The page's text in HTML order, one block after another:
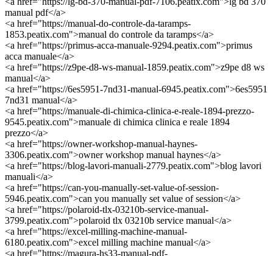
manual pdf</a>
<a href="https://manual-do-controle-da-taramps-
1853.peatix.com">manual do controle da taramps</a>
<a href="https://primus-acca-manuale-9294.peatix.com">primus
acca manuale</a>
<a href="https://z9pe-d8-ws-manual-1859.peatix.com">z9pe d8 ws
manual</a>
<a href="https://6es5951-7nd31-manual-6945.peatix.com">6es5951
7nd31 manual</a>
<a href="https://manuale-di-chimica-clinica-e-reale-1894-prezzo-
9545.peatix.com">manuale di chimica clinica e reale 1894
prezzo</a>
<a href="https://owner-workshop-manual-haynes-
3306.peatix.com">owner workshop manual haynes</a>
<a href="https://blog-lavori-manuali-2779.peatix.com">blog lavori
manuali</a>
<a href="https://can-you-manually-set-value-of-session-
5946.peatix.com">can you manually set value of session</a>
<a href="https://polaroid-tlx-03210b-service-manual-
3799.peatix.com">polaroid tlx 03210b service manual</a>
<a href="https://excel-milling-machine-manual-
6180.peatix.com">excel milling machine manual</a>
<a href="https://magura-hs33-manual-pdf-